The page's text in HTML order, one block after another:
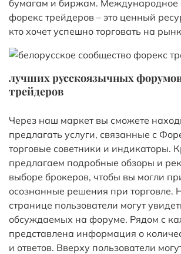
бумагам и биржам. Международное
форекс трейдеров – это ценный
кто хочет успешно торговать на
лучших русскоязычных
трейдеров
Через наш маркет вы сможете
предлагать услуги, связанные с
торговые советники и индикаторы.
предлагаем подробные обзоры и
выборе брокеров, чтобы вы могли
осознанные решения при торговле.
странице пользователи могут
обсуждаемых на форуме. Рядом с
представлена информация о
и ответов. Вверху пользователи